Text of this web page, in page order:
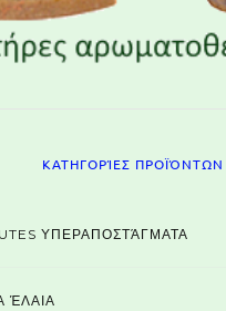
ΚΑΤΗΓΟΡΊΕΣ ΠΡΟΪΌΝΤΩΝ
ΥΠΕΡΑΠΟΣΤΆΓΜΑΤΑ
ΈΛΑΙΑ